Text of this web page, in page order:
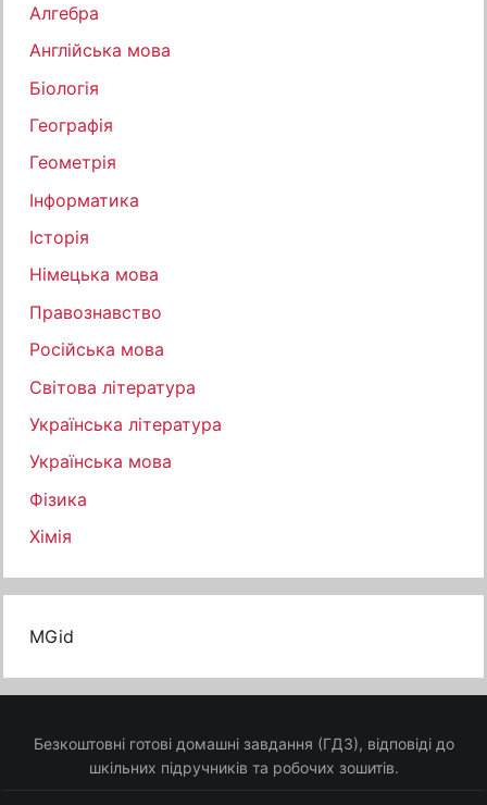
Алгебра
Англійська мова
Біологія
Географія
Геометрія
Інформатика
Історія
Німецька мова
Правознавство
Російська мова
Світова література
Українська література
Українська мова
Фізика
Хімія
MGid
Безкоштовні готові домашні завдання (ГДЗ), відповіді до
шкільних підручників та робочих зошитів.